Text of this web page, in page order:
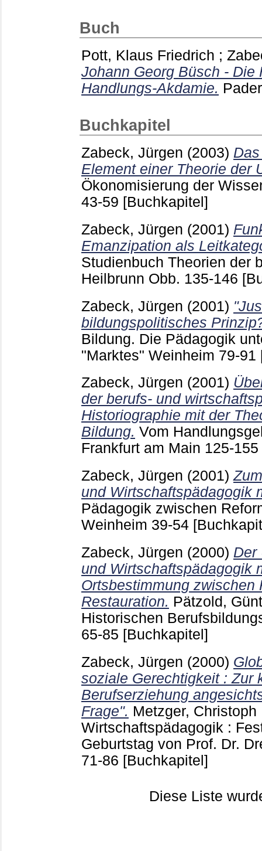
Buch
Pott, Klaus Friedrich ;
Johann Georg Büsch - Die
Handlungs-Akdamie.
Buchkapitel
Zabeck, Jürgen (2003)
Element einer Theorie der
Ökonomisierung der
43-59 [Buchkapitel]
Zabeck, Jürgen (2001)
Emanzipation als
Studienbuch Theorien der
Heilbrunn Obb. 135-146
Zabeck, Jürgen (2001)
bildungspolitisches
Bildung. Die Pädagogik
"Marktes" Weinheim 79-91
Zabeck, Jürgen (2001)
der berufs- und
Historiographie mit der
Bildung. Vom
Frankfurt am Main 125-155
Zabeck, Jürgen (2001)
und Wirtschaftspädagogik
Pädagogik zwischen
Weinheim 39-54
Zabeck, Jürgen (2000) Der
und Wirtschaftspädagogik
Ortsbestimmung zwischen
Restauration. Pätzold,
Historischen
65-85 [Buchkapitel]
Zabeck, Jürgen (2000)
soziale Gerechtigkeit : Zur
Berufserziehung
Frage". Metzger, Christoph
Wirtschaftspädagogik :
Geburtstag von Prof. Dr.
71-86 [Buchkapitel]
Diese Liste